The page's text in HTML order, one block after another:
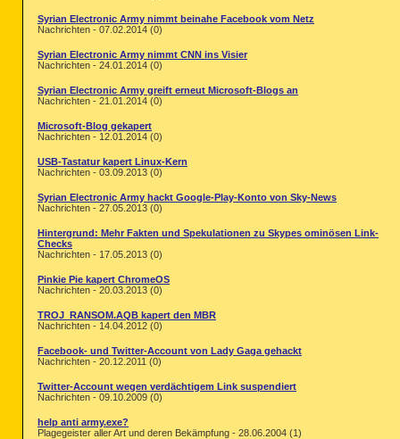
Syrian Electronic Army nimmt beinahe Facebook vom Netz
Nachrichten - 07.02.2014 (0)
Syrian Electronic Army nimmt CNN ins Visier
Nachrichten - 24.01.2014 (0)
Syrian Electronic Army greift erneut Microsoft-Blogs an
Nachrichten - 21.01.2014 (0)
Microsoft-Blog gekapert
Nachrichten - 12.01.2014 (0)
USB-Tastatur kapert Linux-Kern
Nachrichten - 03.09.2013 (0)
Syrian Electronic Army hackt Google-Play-Konto von Sky-News
Nachrichten - 27.05.2013 (0)
Hintergrund: Mehr Fakten und Spekulationen zu Skypes ominösen Link-
Checks
Nachrichten - 17.05.2013 (0)
Pinkie Pie kapert ChromeOS
Nachrichten - 20.03.2013 (0)
TROJ_RANSOM.AQB kapert den MBR
Nachrichten - 14.04.2012 (0)
Facebook- und Twitter-Account von Lady Gaga gehackt
Nachrichten - 20.12.2011 (0)
Twitter-Account wegen verdächtigem Link suspendiert
Nachrichten - 09.10.2009 (0)
help anti army.exe?
Plagegeister aller Art und deren Bekämpfung - 28.06.2004 (1)